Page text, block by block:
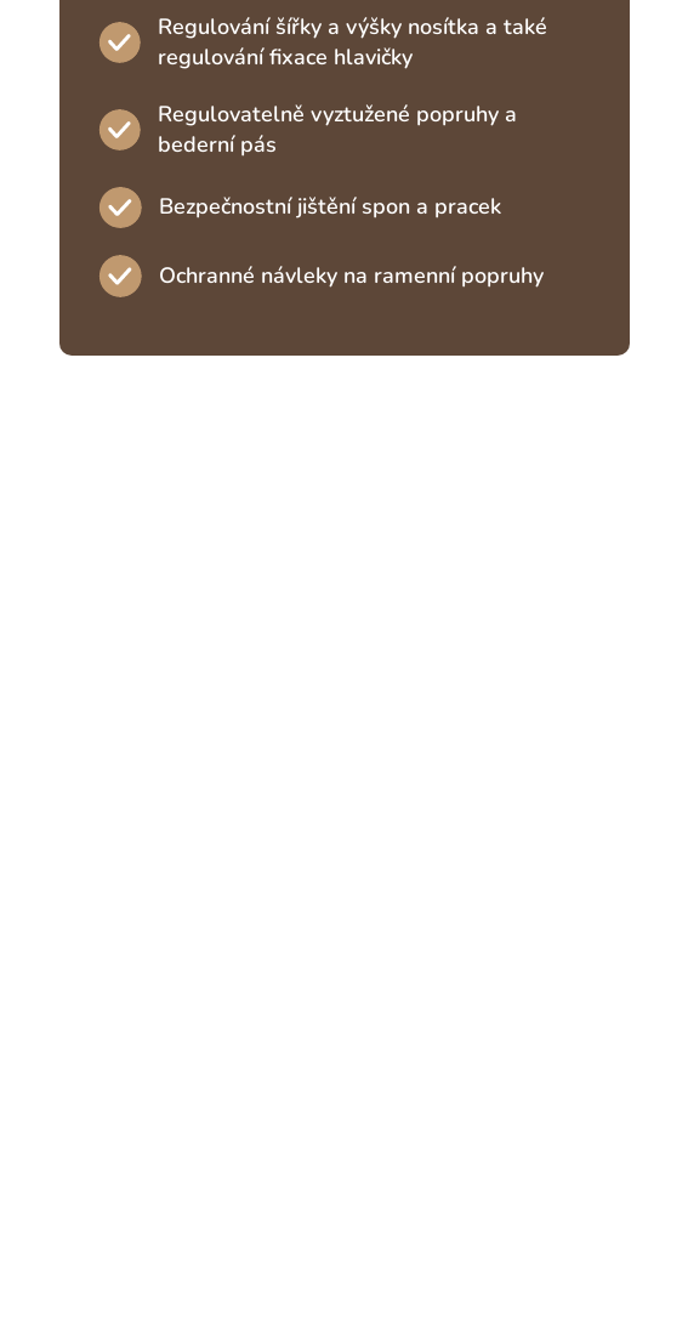
Regulování šířky a výšky nosítka a také
regulování fixace hlavičky
Regulovatelně vyztužené popruhy a
bederní pás
Bezpečnostní jištění spon a pracek
Ochranné návleky na ramenní popruhy